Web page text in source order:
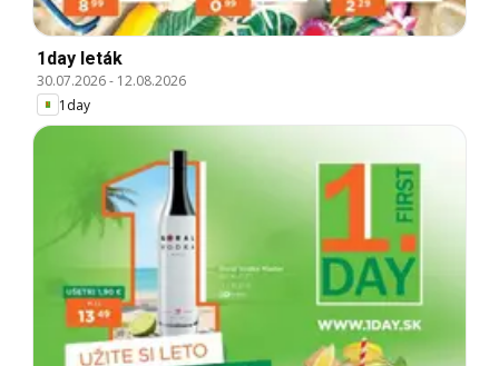
1day leták
30.07.2026- 12.08.2026
1day